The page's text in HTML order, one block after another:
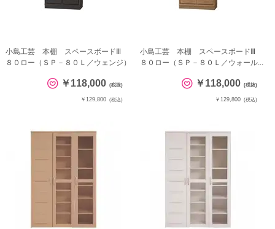
小島工芸 本棚 スペースボードⅢ
８０ロー（ＳＰ－８０Ｌ／ウェンジ）
￥118,000 (税抜)
￥129,800 (税込)
小島工芸 本棚 スペースボードⅢ
８０ロー（ＳＰ－８０Ｌ／ウォール...
￥118,000 (税抜)
￥129,800 (税込)